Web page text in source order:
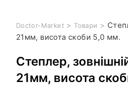
Doctor-Market > Товари >
21мм, висота скоби 5,0 мм.
Cтеплер,
21мм, висота